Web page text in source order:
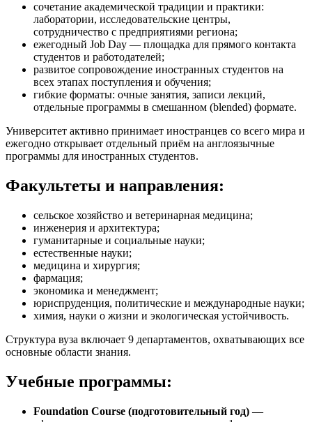
сочетание академической традиции и практики:
лаборатории, исследовательские центры,
сотрудничество с предприятиями региона;
ежегодный Job Day — площадка для прямого контакта
студентов и работодателей;
развитое сопровождение иностранных студентов на
всех этапах поступления и обучения;
гибкие форматы: очные занятия, записи лекций,
отдельные программы в смешанном (blended) формате.
Университет активно принимает иностранцев со всего мира и
ежегодно открывает отдельный приём на англоязычные
программы для иностранных студентов.
Факультеты и направления:
сельское хозяйство и ветеринарная медицина;
инженерия и архитектура;
гуманитарные и социальные науки;
естественные науки;
медицина и хирургия;
фармация;
экономика и менеджмент;
юриспруденция, политические и международные науки;
химия, науки о жизни и экологическая устойчивость.
Структура вуза включает 9 департаментов, охватывающих все
основные области знания.
Учебные программы:
Foundation Course (подготовительный год) —